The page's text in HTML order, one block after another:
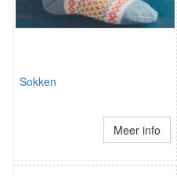
Sokken
Meer info